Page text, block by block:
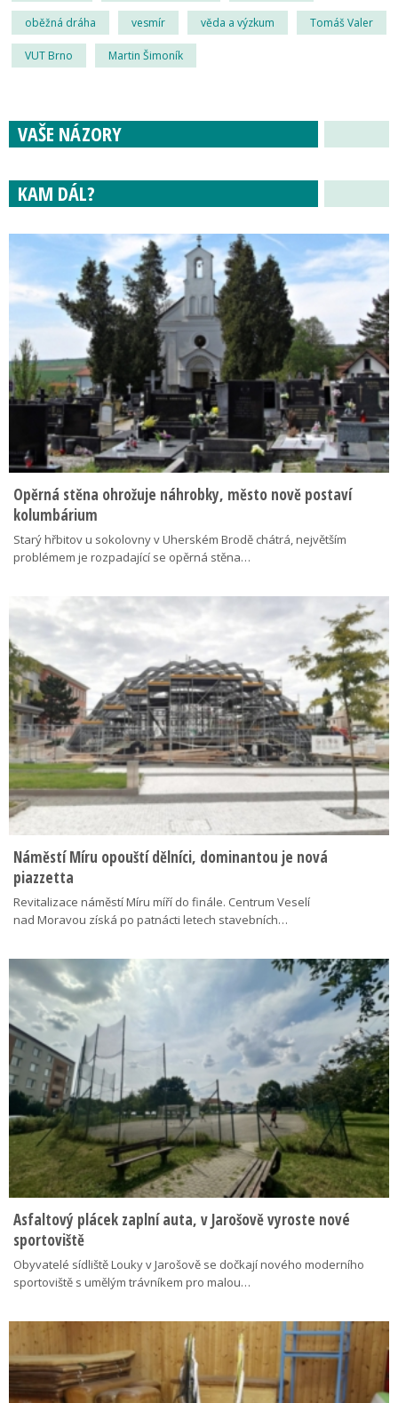
oběžná dráha vesmír věda a výzkum Tomáš Valer
VUT Brno Martin Šimoník
VAŠE NÁZORY
KAM DÁL?
Opěrná stěna ohrožuje náhrobky, město nově postaví
kolumbárium
Starý hřbitov u sokolovny v Uherském Brodě chátrá, největším
problémem je rozpadající se opěrná stěna…
Náměstí Míru opouští dělníci, dominantou je nová
piazzetta
Revitalizace náměstí Míru míří do finále. Centrum Veselí
nad Moravou získá po patnácti letech stavebních…
Asfaltový plácek zaplní auta, v Jarošově vyroste nové
sportoviště
Obyvatelé sídliště Louky v Jarošově se dočkají nového moderního
sportoviště s umělým trávníkem pro malou…